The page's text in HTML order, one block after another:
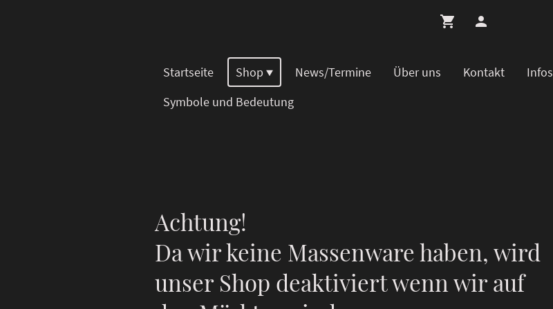
Startseite Shop News/Termine Über uns Kontakt Infos
Symbole und Bedeutung
Achtung!
Da wir keine Massenware haben, wird
unser Shop deaktiviert wenn wir auf